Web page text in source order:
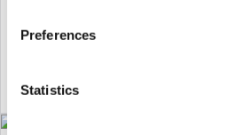
Preferences
Statistics
PRODUKT ANSEHEN